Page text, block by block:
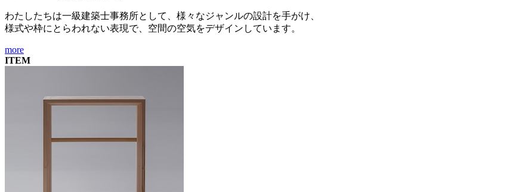
わたしたちは一級建築士事務所として、様々なジャンルの設計を手がけ、
様式や枠にとらわれない表現で、空間の空気をデザインしています。
more
ITEM